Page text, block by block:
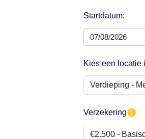
Startdatum:
Kies een locatie
Verzekering